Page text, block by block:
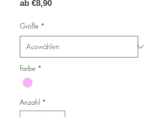
ab €8,90Sale-
Größe *
Farbe *
Anzahl *